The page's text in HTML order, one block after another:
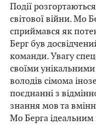
Події
світової війни. Мо
сприймався як
Берг був
команди. Увагу
своїми
володів сімома
поєднанні з
знання мов та
Мо Берга